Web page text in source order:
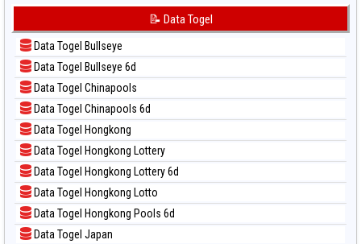
📊 Statistik Sydney Pools 6d
📊 Statistik Taipei
📊 Statistik Taiwan
📝 Pola Dasar Kuda Lari
📝 Pola Dasar Magnum Cambodia
📝 Pola Dasar Nagoya
📝 Pola Dasar North Carolina Day
📝 Pola Dasar Pcso
📝 Pola Dasar Sao Paulo
📝 Pola Dasar Singapore
📝 Pola Dasar Sydney
📝 Pola Dasar Sydney Lottery
📝 Pola Dasar Sydney Lottery 6d
📝 Data Togel
Data Togel Bullseye
Data Togel Bullseye 6d
Data Togel Chinapools
Data Togel Chinapools 6d
Data Togel Hongkong
Data Togel Hongkong Lottery
Data Togel Hongkong Lottery 6d
Data Togel Hongkong Lotto
Data Togel Hongkong Pools 6d
Data Togel Japan